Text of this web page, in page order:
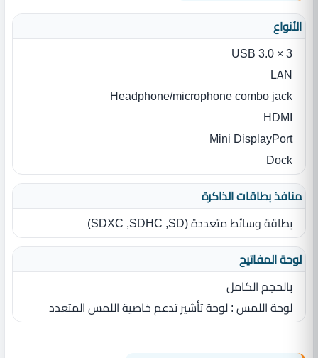
الأنواع
3 × USB 3.0
LAN
Headphone/microphone combo jack
HDMI
Mini DisplayPort
Dock
منافذ بطاقات الذاكرة
بطاقة وسائط متعددة ‏(‏SD‏,‏ SDHC‏,‏ SDXC‏)‏
لوحة المفاتيح
بالحجم الكامل
لوحة اللمس ‏: ‏لوحة تأشير تدعم خاصية اللمس المتعدد